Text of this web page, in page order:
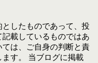
したものであって、投
載しているものではあ
は、ご自身の判断と責
す。 当ブログに掲載